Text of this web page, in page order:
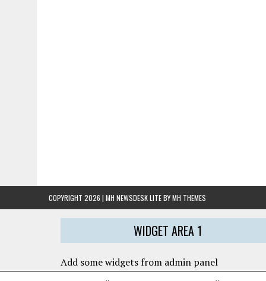
COPYRIGHT 2026 | MH NEWSDESK LITE BYMH THEMES
WIDGET AREA 1
Add some widgets from admin panel